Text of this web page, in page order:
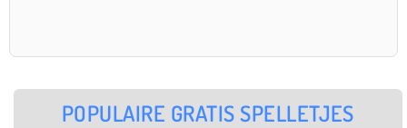
POPULAIRE GRATIS SPELLETJES